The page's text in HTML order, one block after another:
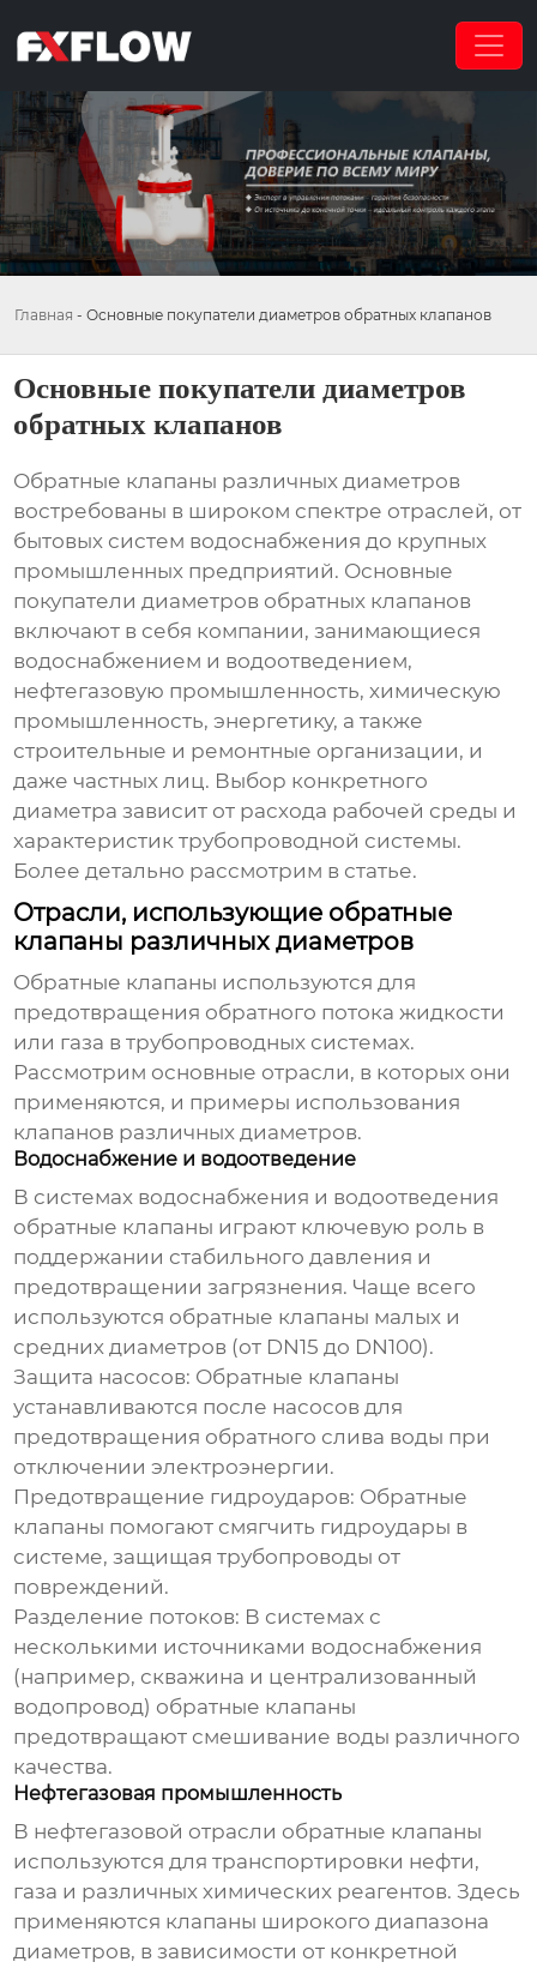
Главная - Основные покупатели диаметров обратных клапанов
Основные покупатели диаметров
обратных клапанов
Обратные клапаны различных диаметров
востребованы в широком спектре отраслей, от
бытовых систем водоснабжения до крупных
промышленных предприятий. Основные
покупатели диаметров обратных клапанов
включают в себя компании, занимающиеся
водоснабжением и водоотведением,
нефтегазовую промышленность, химическую
промышленность, энергетику, а также
строительные и ремонтные организации, и
даже частных лиц. Выбор конкретного
диаметра зависит от расхода рабочей среды и
характеристик трубопроводной системы.
Более детально рассмотрим в статье.
Отрасли, использующие обратные
клапаны различных диаметров
Обратные клапаны используются для
предотвращения обратного потока жидкости
или газа в трубопроводных системах.
Рассмотрим основные отрасли, в которых они
применяются, и примеры использования
клапанов различных диаметров.
Водоснабжение и водоотведение
В системах водоснабжения и водоотведения
обратные клапаны играют ключевую роль в
поддержании стабильного давления и
предотвращении загрязнения. Чаще всего
используются обратные клапаны малых и
средних диаметров (от DN15 до DN100).
Защита насосов: Обратные клапаны
устанавливаются после насосов для
предотвращения обратного слива воды при
отключении электроэнергии.
Предотвращение гидроударов: Обратные
клапаны помогают смягчить гидроудары в
системе, защищая трубопроводы от
повреждений.
Разделение потоков: В системах с
несколькими источниками водоснабжения
(например, скважина и централизованный
водопровод) обратные клапаны
предотвращают смешивание воды различного
качества.
Нефтегазовая промышленность
В нефтегазовой отрасли обратные клапаны
используются для транспортировки нефти,
газа и различных химических реагентов. Здесь
применяются клапаны широкого диапазона
диаметров, в зависимости от конкретной